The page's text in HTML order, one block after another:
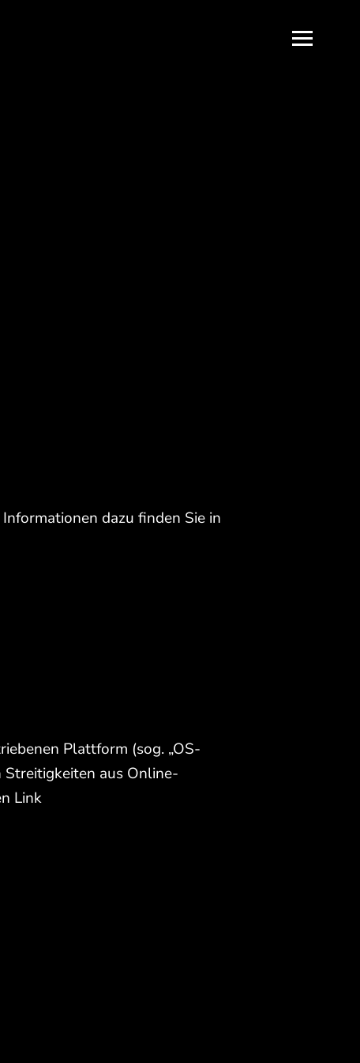
dazu finden Sie in
Plattform (sog. „OS-
aus Online-
Link